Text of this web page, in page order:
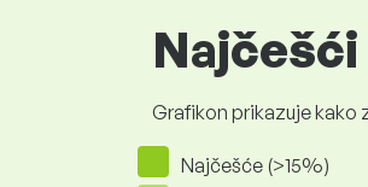
Grafikon prikazuje kako
Najčešće (>15%)